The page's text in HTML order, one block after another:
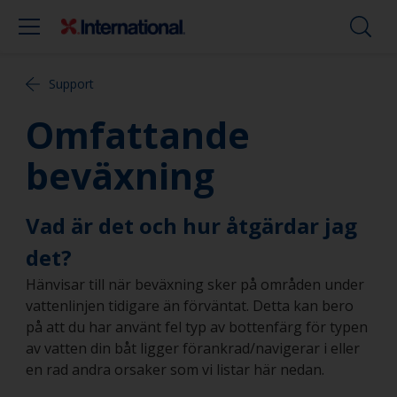
Support
Omfattande
beväxning
Vad är det och hur åtgärdar jag
det?
Hänvisar till när beväxning sker på områden under
vattenlinjen tidigare än förväntat. Detta kan bero
på att du har använt fel typ av bottenfärg för typen
av vatten din båt ligger förankrad/navigerar i eller
en rad andra orsaker som vi listar här nedan.